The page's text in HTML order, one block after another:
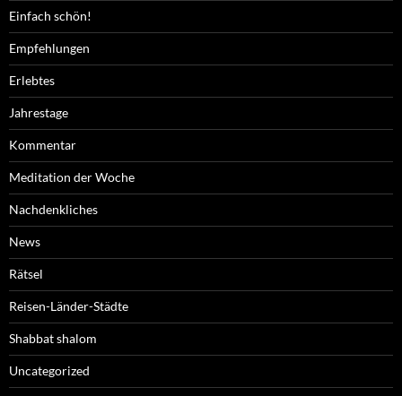
Einfach schön!
Empfehlungen
Erlebtes
Jahrestage
Kommentar
Meditation der Woche
Nachdenkliches
News
Rätsel
Reisen-Länder-Städte
Shabbat shalom
Uncategorized